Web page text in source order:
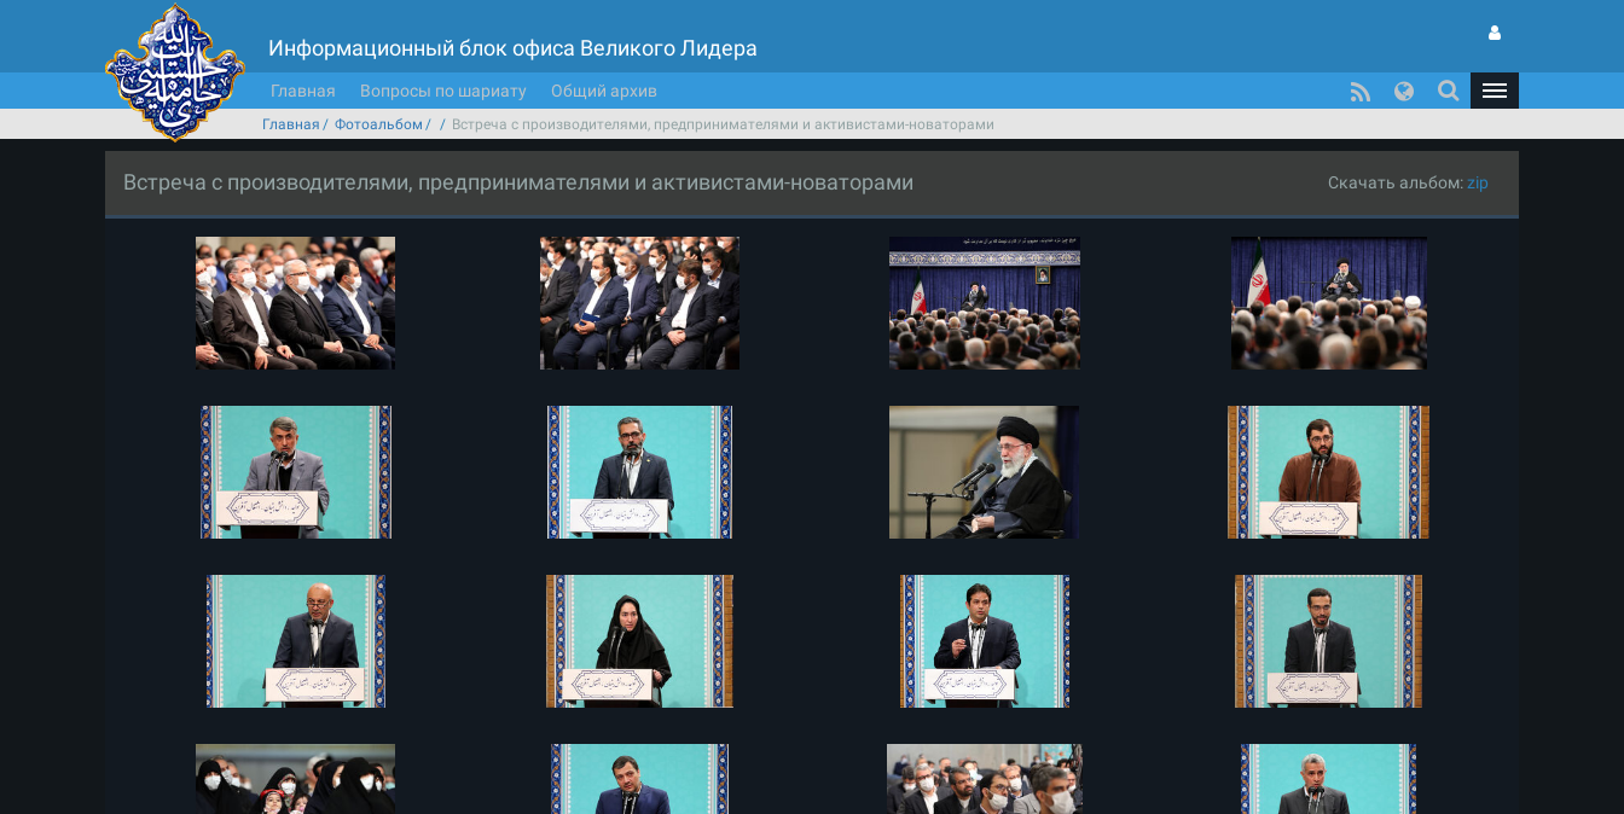
Информационный блок офиса Великого Лидера
Главная Вопросы по шариату Общий архив
Главная Фотоальбом Встреча с производителями, предпринимателями и активистами-новаторами
Встреча с производителями, предпринимателями и активистами-новаторами Скачать альбом:zip